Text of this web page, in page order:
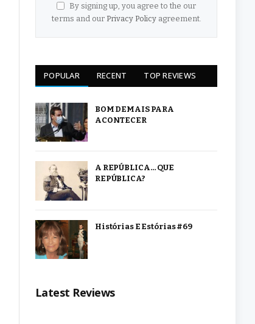
By signing up, you agree to the our
terms and our Privacy Policyagreement.
POPULAR RECENT TOP REVIEWS
BOM DEMAIS PARA
ACONTECER
A REPÚBLICA… QUE
REPÚBLICA?
Histórias E Estórias #69
Latest Reviews